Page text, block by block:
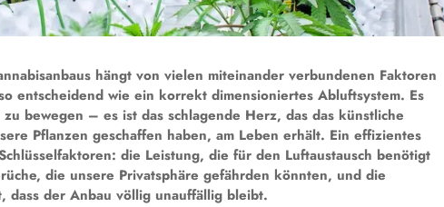
hängt von vielen miteinander verbundenen Faktoren
entscheidend wie ein korrekt dimensioniertes Abluftsystem. Es
bewegen – es ist das schlagende Herz, das das künstliche
Pflanzen geschaffen haben, am Leben erhält. Ein effizientes
die Leistung, die für den Luftaustausch benötigt
die unsere Privatsphäre gefährden könnten, und die
dass der Anbau völlig unauffällig bleibt.